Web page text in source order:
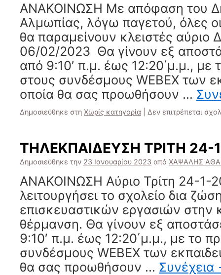
ΑΝΑΚΟΙΝΩΣΗ Με απόφαση του
Αλμωπίας, λόγω παγετού, όλες
θα παραμείνουν κλειστές αύριο
06/02/2023 Θα γίνουν εξ
από 9:10′ π.μ. έως 12:20΄μ.μ., με
στους συνδέσμους WEBEX των
οποία θα σας προωθήσουν …
Δημοσιεύθηκε στη Χωρίς κατηγορία Δεν επιτρέπεται
ΤΗΛΕΚΠΑΙΔΕΥΣΗ ΤΡΙΤΗ 24-
Δημοσιεύθηκε την 23 Ιανουαρίου 2023 από ΧΑΨΑΛΗΣ
ΑΝΑΚΟΙΝΩΣΗ Αύριο Τρίτη 24-1-
λειτουργήσει το σχολείο δια
επισκευαστικών εργασιών στην
θέρμανση. Θα γίνουν εξ
9:10′ π.μ. έως 12:20΄μ.μ., με το
συνδέσμους WEBEX των
θα σας προωθήσουν … Συνέχεια